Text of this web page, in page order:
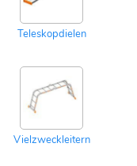
Teleskopdielen
Vielzweckleitern